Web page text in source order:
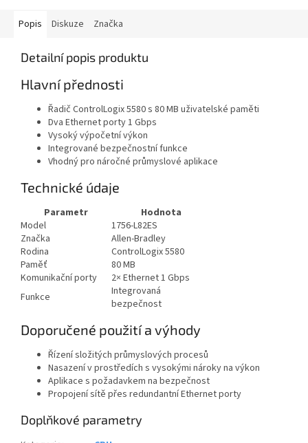
Popis Diskuze Značka
Detailní popis produktu
Hlavní přednosti
Řadič ControlLogix 5580 s 80 MB uživatelské paměti
Dva Ethernet porty 1 Gbps
Vysoký výpočetní výkon
Integrované bezpečnostní funkce
Vhodný pro náročné průmyslové aplikace
Technické údaje
Parametr
Hodnota
Model
1756-L82ES
Značka
Allen-Bradley
Rodina
ControlLogix 5580
Paměť
80 MB
Komunikační porty
2× Ethernet 1 Gbps
Funkce
Integrovaná
bezpečnost
Doporučené použití a výhody
Řízení složitých průmyslových procesů
Nasazení v prostředích s vysokými nároky na výkon
Aplikace s požadavkem na bezpečnost
Propojení sítě přes redundantní Ethernet porty
Doplňkové parametry